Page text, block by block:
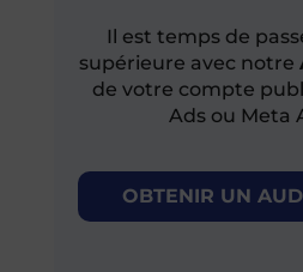
Il est temps de
supérieure avec notre
de votre compte
Ads ou Meta
OBTENIR UN